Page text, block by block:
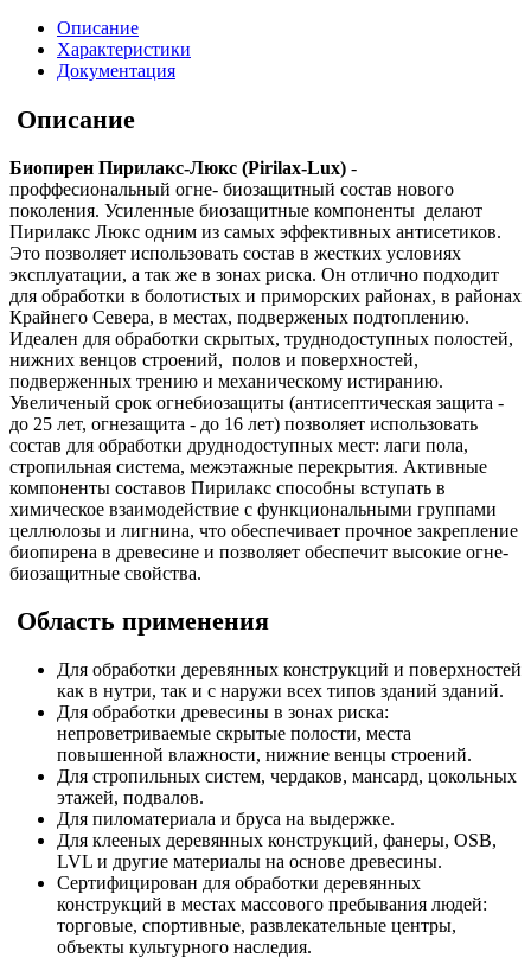
Описание
Характеристики
Документация
Описание
Биопирен Пирилакс-Люкс (Pirilax-Lux) -
проффесиональный огне- биозащитный состав нового
поколения. Усиленные биозащитные компоненты делают
Пирилакс Люкс одним из самых эффективных антисетиков.
Это позволяет использовать состав в жестких условиях
эксплуатации, а так же в зонах риска. Он отлично подходит
для обработки в болотистых и приморских районах, в районах
Крайнего Севера, в местах, подверженых подтоплению.
Идеален для обработки скрытых, труднодоступных полостей,
нижних венцов строений, полов и поверхностей,
подверженных трению и механическому истиранию.
Увеличеный срок огнебиозащиты (антисептическая защита -
до 25 лет, огнезащита - до 16 лет) позволяет использовать
состав для обработки друднодоступных мест: лаги пола,
стропильная система, межэтажные перекрытия. Активные
компоненты составов Пирилакс способны вступать в
химическое взаимодействие с функциональными группами
целлюлозы и лигнина, что обеспечивает прочное закрепление
биопирена в древесине и позволяет обеспечит высокие огне-
биозащитные свойства.
Область применения
Для обработки деревянных конструкций и поверхностей
как в нутри, так и с наружи всех типов зданий зданий.
Для обработки древесины в зонах риска:
непроветриваемые скрытые полости, места
повышенной влажности, нижние венцы строений.
Для стропильных систем, чердаков, мансард, цокольных
этажей, подвалов.
Для пиломатериала и бруса на выдержке.
Для клееных деревянных конструкций, фанеры, OSB,
LVL и другие материалы на основе древесины.
Сертифицирован для обработки деревянных
конструкций в местах массового пребывания людей:
торговые, спортивные, развлекательные центры,
объекты культурного наследия.